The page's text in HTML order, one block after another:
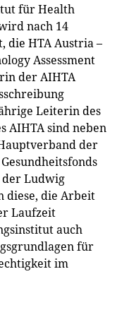
für Health
nach 14
die HTA Austria –
Assessment
der AIHTA
Leiterin des
AIHTA sind neben
der
der Ludwig
diese, die Arbeit
Laufzeit
auch
für
im